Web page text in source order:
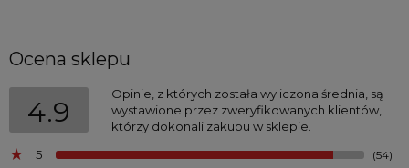
Ocena sklepu
4.9
Opinie, z których została wyliczona średnia, są
wystawione przez zweryfikowanych klientów,
którzy dokonali zakupu w sklepie.
5
(54)